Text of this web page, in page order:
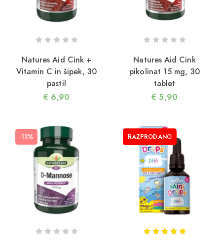
Natures Aid Cink +
Vitamin C in šipek, 30
pastil
€ 6,90
Natures Aid Cink
pikolinat 15 mg, 30
tablet
€ 5,90
-13% RAZPRODANO